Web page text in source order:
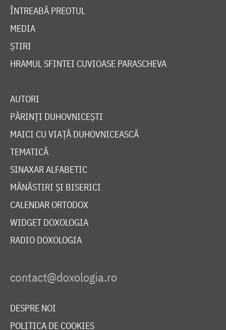
ÎNTREABĂ PREOTUL
MEDIA
ȘTIRI
HRAMUL SFINTEI CUVIOASE PARASCHEVA
AUTORI
PĂRINȚI DUHOVNICEȘTI
MAICI CU VIAȚĂ DUHOVNICEASCĂ
TEMATICĂ
SINAXAR ALFABETIC
MĂNĂSTIRI ȘI BISERICI
CALENDAR ORTODOX
WIDGET DOXOLOGIA
RADIO DOXOLOGIA
DESPRE NOI
POLITICA DE COOKIES